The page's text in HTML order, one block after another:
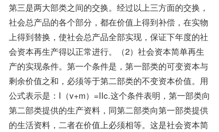
第三是两大部类之间的交换。经过以上三方面的交换，
社会总产品的各个部分，都在价值上得到补偿，在实物
上得到替换，使社会总产品全部实现，保证下年度的社
会资本再生产得以正常进行。（2）社会资本简单再生
产的实现条件。第一个条件是，第一部类的可变资本与
剩余价值之和，必须等于第二部类的不变资本价值。用
公式表示是：I（v+m）=IIc.这个条件表明，第一部类向
第二部类提供的生产资料，同第二部类向第一部类提供
的生活资料，二者在价值上必须相等。这是社会资本简